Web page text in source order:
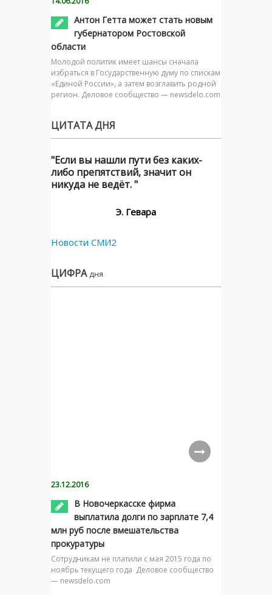
Антон Гетта может стать новым
губернатором Ростовской
области
Молодой политик имеет шансы сначала
избраться в Государственную думу по спискам
«Единой России», а затем возглавить родной
регион. Деловое сообщество — newsdelo.com
ЦИТАТА ДНЯ
"Если вы нашли пути без каких-
либо препятствий, значит он
никуда не ведёт. "
Э. Гевара
Новости СМИ2
ЦИФРА дня
23.12.2016
В Новочеркасске фирма
выплатила долги по зарплате 7,4
млн руб после вмешательства
прокуратуры
Сотрудникам не платили с мая 2015 года по
ноябрь текущего года Деловое сообщество
— newsdelo.com